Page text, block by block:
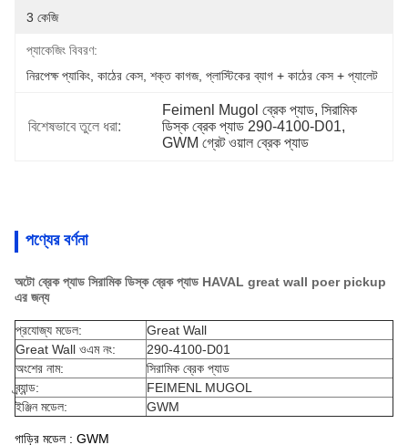
3 কেজি
প্যাকেজিং বিবরণ:
নিরপেক্ষ প্যাকিং, কাঠের কেস, শক্ত কাগজ, প্লাস্টিকের ব্যাগ + কাঠের কেস + প্যালেট
বিশেষভাবে তুলে ধরা:
Feimenl Mugol ব্রেক প্যাড, সিরামিক
ডিস্ক ব্রেক প্যাড 290-4100-D01,
GWM গ্রেট ওয়াল ব্রেক প্যাড
পণ্যের বর্ণনা
অটো ব্রেক প্যাড সিরামিক ডিস্ক ব্রেক প্যাড HAVAL great wall poer pickup
এর জন্য
প্রযোজ্য মডেল:
Great Wall
Great Wall ওএম নং:
290-4100-D01
অংশের নাম:
সিরামিক ব্রেক প্যাড
ব্র্যান্ড:
FEIMENL MUGOL
ইঞ্জিন মডেল:
GWM
গাড়ির মডেল : GWM